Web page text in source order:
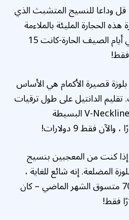
قل وداعا للنسيج المتشبث الذي
الحجارة المليئة بالملاءمة
على نوبة مريحة مريحة في أيام الصيف الحارة-كانت 15
قصيرة الأكمام هي الأساس
تقليم الدانتيل على طول ترقيات
V-Neckline The Design T-Shirt البسيطة
إذا كنت من المعجبين بنسيج
المضلعة. إنه شائع للغاية ،
حيث اشترى أكثر من 700 متسوق الشهر الماضي – كان